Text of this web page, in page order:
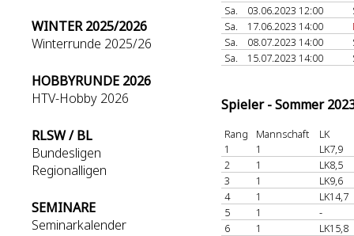
WINTER 2025/2026
Winterrunde 2025/26
HOBBYRUNDE 2026
HTV-Hobby 2026
RLSW / BL
Bundesligen
Regionalligen
SEMINARE
Seminarkalender
Sa.
03.06.2023 12:00
Sa.
17.06.2023 14:00
Sa.
08.07.2023 14:00
Sa.
15.07.2023 14:00
Spieler - Sommer
Rang Mannschaft
LK
1
1
LK7,9
2
1
LK8,5
3
1
LK9,6
4
1
LK14,7
5
1
-
6
1
LK15,8